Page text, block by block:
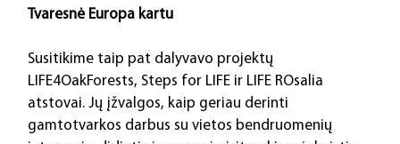
Tvaresnė Europa kartu
Susitikime taip pat dalyvavo projektų
LIFE4OakForests, Steps for LIFE ir LIFE ROsalia
atstovai. Jų įžvalgos, kaip geriau derinti
gamtotvarkos darbus su vietos bendruomenių